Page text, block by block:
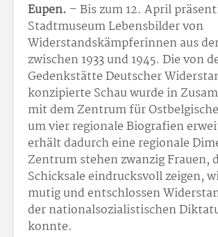
Eupen. – Bis zum 12. April
Stadtmuseum Lebensbilder von
Widerstandskämpferinnen aus
zwischen 1933 und 1945. Die von
Gedenkstätte Deutscher
konzipierte Schau wurde in
mit dem Zentrum für
um vier regionale Biografien
erhält dadurch eine regionale
Zentrum stehen zwanzig Frauen,
Schicksale eindrucksvoll zeigen,
mutig und entschlossen
der nationalsozialistischen
konnte.